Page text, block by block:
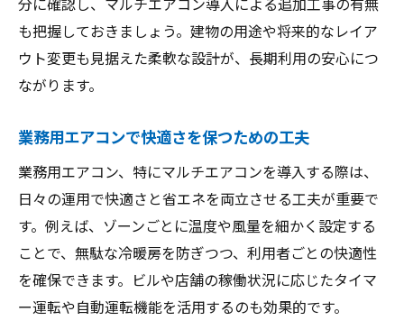
も把握しておきましょう。建物の用途や将来的なレイア
ウト変更も見据えた柔軟な設計が、長期利用の安心につ
ながります。
業務用エアコンで快適さを保つための工夫
業務用エアコン、特にマルチエアコンを導入する際は、
日々の運用で快適さと省エネを両立させる工夫が重要で
す。例えば、ゾーンごとに温度や風量を細かく設定する
ことで、無駄な冷暖房を防ぎつつ、利用者ごとの快適性
を確保できます。ビルや店舗の稼働状況に応じたタイマ
ー運転や自動運転機能を活用するのも効果的です。